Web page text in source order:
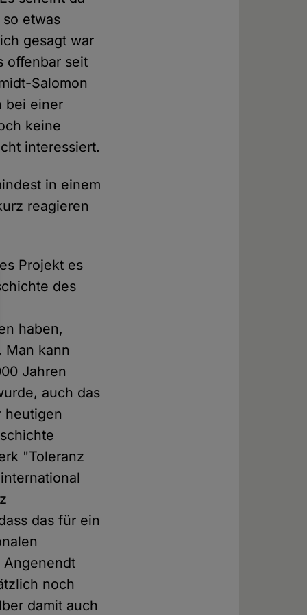
etwas
gesagt war
offenbar seit
Salomon
bei einer
keine
interessiert.
in einem
reagieren
Projekt es
des
haben,
Man kann
Jahren
auch das
heutigen
"Toleranz
das für ein
Angenendt
noch
damit auch